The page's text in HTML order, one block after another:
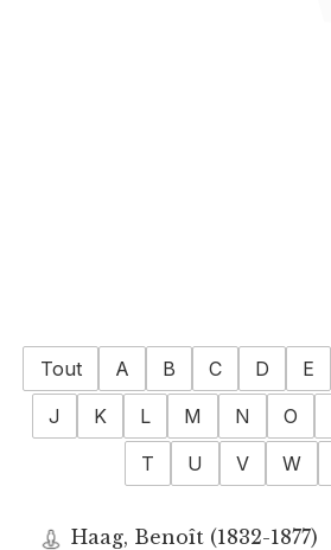
Tout A B C D E
J
K L M N O
T
U V W
Haag, Benoît (1832-1877)